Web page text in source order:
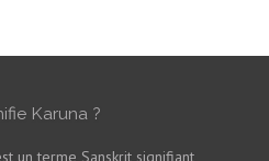
Karuna ?
un terme Sanskrit signifiant